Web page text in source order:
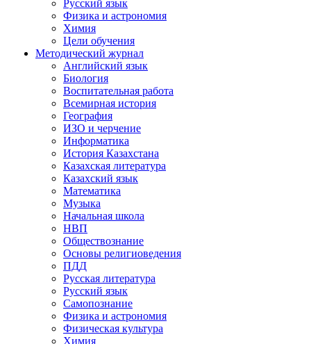
Русский язык
Физика и астрономия
Химия
Цели обучения
Методический журнал
Английский язык
Биология
Воспитательная работа
Всемирная история
География
ИЗО и черчение
Информатика
История Казахстана
Казахская литература
Казахский язык
Математика
Музыка
Начальная школа
НВП
Обществознание
Основы религиоведения
ПДД
Русская литература
Русский язык
Самопознание
Физика и астрономия
Физическая культура
Химия